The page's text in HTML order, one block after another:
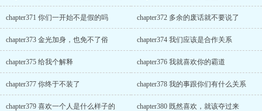
chapter371 你们一开始不是假的吗 chapter372 多余的废话就不要说了
chapter373 金光加身，也免不了俗 chapter374 我们应该是合作关系
chapter375 给我个解释 chapter376 我就喜欢你的霸道
chapter377 你终于不装了 chapter378 我的事跟你们有什么关系
chapter379 喜欢一个人是什么样子的 chapter380 既然喜欢，就该夺过来